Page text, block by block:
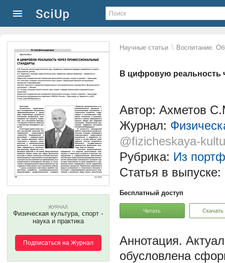
Научные статьи \ Воспитание.
В цифровую реальность
ЖУРНАЛ
Физическая культура, спорт -
наука и практика
Подписаться на Журнал
Автор: Ахметов
Журнал:
@fizicheskaya-
Рубрика: Из
Статья в выпуске:
Бесплатный доступ
Читать Скачать
обусловлена